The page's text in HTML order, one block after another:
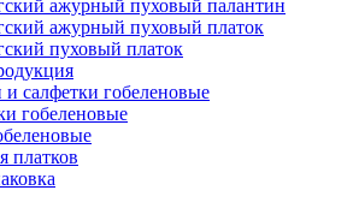
ажурный пуховый палантин
ажурный пуховый платок
пуховый платок
и салфетки гобеленовые
гобеленовые
платков